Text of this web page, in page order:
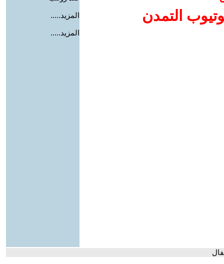
التمدن
المزيد.....
المزيد.....